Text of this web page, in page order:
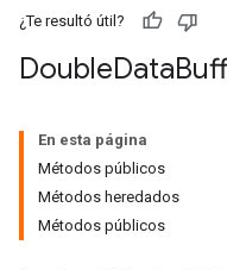
¿Te resultó útil?
DoubleData
En esta página
Métodos públicos
Métodos heredados
Métodos públicos